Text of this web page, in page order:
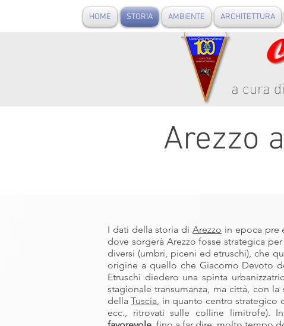
HOME STORIA AMBIENTE ARCHITETTURA
a cura
Arezzo
I dati della storia diArezzo in epoca pre
dove sorgerà Arezzo fosse strategica
diversi (umbri, piceni ed etruschi), che
origine a quello che Giacomo Devoto
Etruschi diedero una spinta
stagionale transumanza, ma città, con
dellaTuscia, in quanto centro strategico
ecc., ritrovati sulle colline limitrofe).